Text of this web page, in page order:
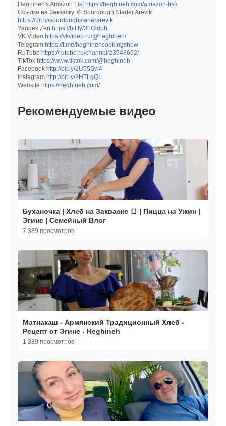
Heghineh's Amazon List https://heghineh.com/amazon-list/
Ссылка на Закваску 🌞 Sourdough Starter Arevik
https://bit.ly/sourdoughstarterarevik
Yandex Zen https://bit.ly/31Gldph
VK Video https://vkvideo.ru/@heghineh/
Telegram https://t.me/heghinehcookingshow
RuTube https://rutube.ru/channel/23948662/
TikTok https://www.tiktok.com/@heghineh
Facebook http://bit.ly/2U55Sw4
Instagram http://bit.ly/2HTLgQI
Website https://heghineh.com/
Рекомендуемые видео
Буханочка | Хлеб на Закваске 🍞 | Пицца на Ужин |
Эгине | Семейный Влог
7 389 просмотров
Матнакаш - Армянский Традиционный Хлеб -
Рецепт от Эгине - Heghineh
1 389 просмотров